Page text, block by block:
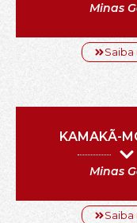
Minas
Saiba
KAMAKÃ-
Minas
Saiba